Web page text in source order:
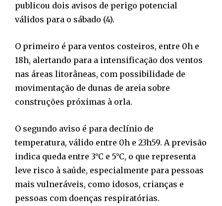
publicou dois avisos de perigo potencial
válidos para o sábado (4).
O primeiro é para ventos costeiros, entre 0h e
18h, alertando para a intensificação dos ventos
nas áreas litorâneas, com possibilidade de
movimentação de dunas de areia sobre
construções próximas à orla.
O segundo aviso é para declínio de
temperatura, válido entre 0h e 23h59. A previsão
indica queda entre 3°C e 5°C, o que representa
leve risco à saúde, especialmente para pessoas
mais vulneráveis, como idosos, crianças e
pessoas com doenças respiratórias.